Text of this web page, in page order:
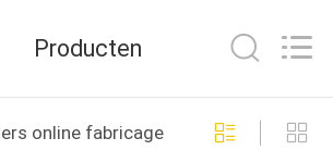
Producten
online fabricage